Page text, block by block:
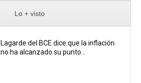
Lo + visto
Lagarde del BCE dice que la inflación
no ha alcanzado su punto...